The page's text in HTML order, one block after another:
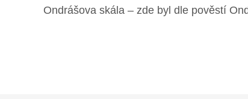
Ondrášova skála – zde byl dle pověstí